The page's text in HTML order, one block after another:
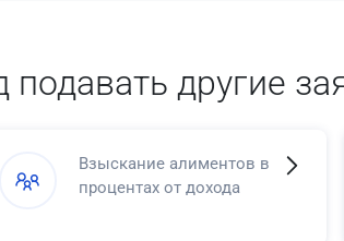
подавать другие
Взыскание алиментов в
процентах от дохода